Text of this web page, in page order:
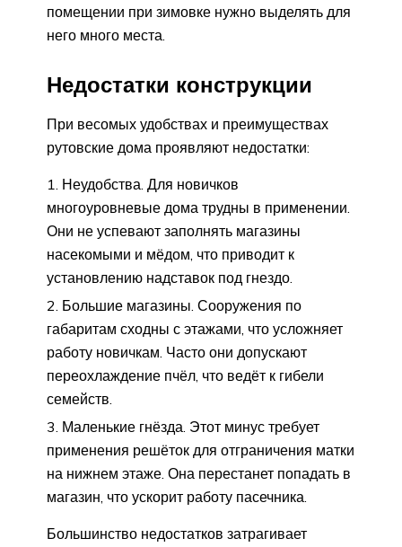
помещении при зимовке нужно выделять для
него много места.
Недостатки конструкции
При весомых удобствах и преимуществах
рутовские дома проявляют недостатки:
Неудобства. Для новичков
многоуровневые дома трудны в применении.
Они не успевают заполнять магазины
насекомыми и мёдом, что приводит к
установлению надставок под гнездо.
Большие магазины. Сооружения по
габаритам сходны с этажами, что усложняет
работу новичкам. Часто они допускают
переохлаждение пчёл, что ведёт к гибели
семейств.
Маленькие гнёзда. Этот минус требует
применения решёток для отграничения матки
на нижнем этаже. Она перестанет попадать в
магазин, что ускорит работу пасечника.
Большинство недостатков затрагивает